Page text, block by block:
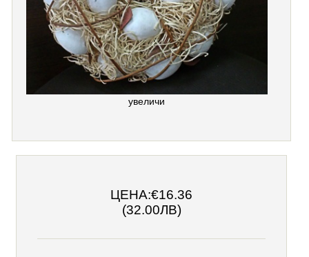
увеличи
ЦЕНА:€16.36
(32.00ЛВ)